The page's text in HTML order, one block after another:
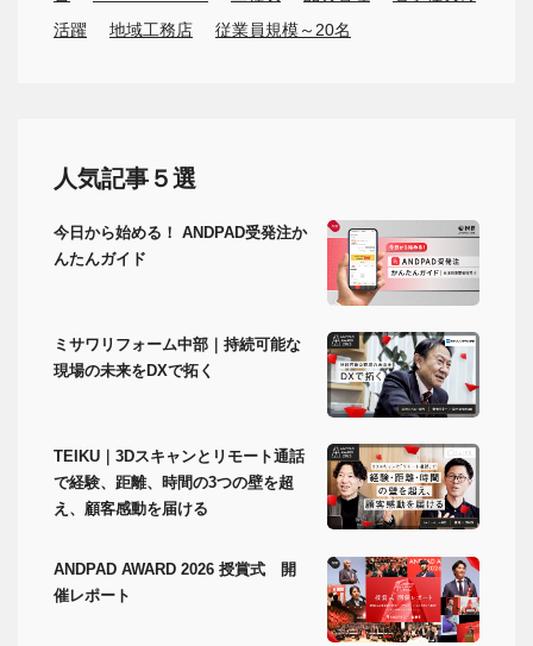
活躍
地域工務店 従業員規模～20名
人気記事５選
今日から始める！ ANDPAD受発注か
んたんガイド
ミサワリフォーム中部｜持続可能な
現場の未来をDXで拓く
TEIKU｜3Dスキャンとリモート通話
で経験、距離、時間の3つの壁を超
え、顧客感動を届ける
ANDPAD AWARD 2026 授賞式 開
催レポート